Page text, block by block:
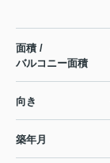
面積 /
バルコニー面積
向き
築年月